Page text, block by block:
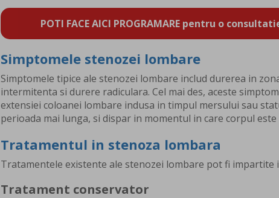
POTI FACE AICI PROGRAMARE pentru o
Simptomele stenozei lombare
Simptomele tipice ale stenozei lombare includ durerea in
intermitenta si durere radiculara. Cel mai des, aceste
extensiei coloanei lombare indusa in timpul mersului sau
perioada mai lunga, si dispar in momentul in care corpul este
Tratamentul in stenoza lombara
Tratamentele existente ale stenozei lombare pot fi impartite
Tratament conservator